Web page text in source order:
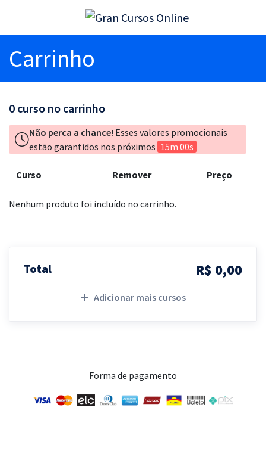
Carrinho
0 curso no carrinho
Não perca a chance! Esses valores promocionais
estão garantidos nos próximos 15m 00s
Curso Remover Preço
Nenhum produto foi incluído no carrinho.
Total R$ 0,00
Adicionar mais cursos
Forma de pagamento